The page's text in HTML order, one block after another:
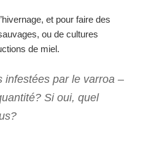
et pour faire des
ou de cultures
de miel.
infestées par le varroa –
Si oui, quel